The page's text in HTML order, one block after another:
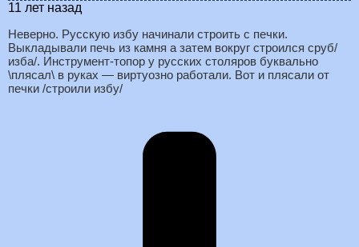
11 лет назад
Неверно. Русскую избу начинали строить с печки.
Выкладывали печь из камня а затем вокруг строился сруб/
изба/. Инструмент-топор у русских столяров буквально
\плясал\ в руках — виртуозно работали. Вот и плясали от
печки /строили избу/